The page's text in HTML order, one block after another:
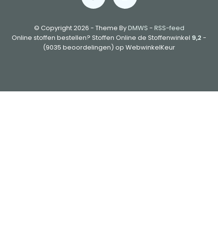
© Copyright 2026 - Theme ByDMWS - RSS-feed
Online stoffen bestellen? Stoffen Online de Stoffenwinkel 9,2 -
(9035 beoordelingen) op WebwinkelKeur